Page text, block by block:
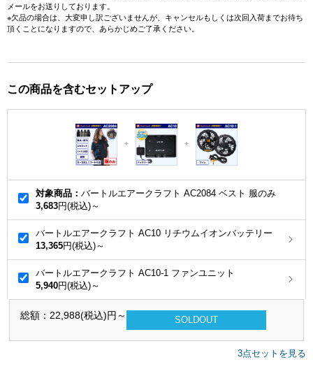
メールをお送りしております。
※欠品の場合は、大変申し訳ございませんが、キャンセルもしくは次回入荷までお待ち
頂くことになりますので、あらかじめご了承ください。
この商品を含むセットアップ
対象商品： バートルエアークラフト AC2084 ベスト 服のみ
3,683円(税込)～
バートルエアークラフト AC10 リチウムイオンバッテリー
13,365円(税込)～
バートルエアークラフト AC10-1 ファンユニット
5,940円(税込)～
総額： 22,988(税込)円～ SOLDOUT
3点セットを見る